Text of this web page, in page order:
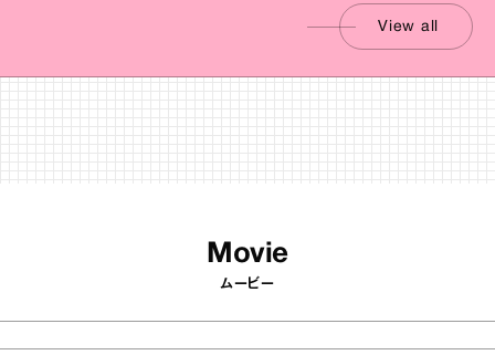
View all
Movie
ムービー